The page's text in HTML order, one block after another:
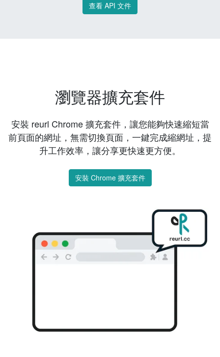
查看 API 文件
瀏覽器擴充套件
安裝 reurl Chrome 擴充套件，讓您能夠快速縮短當
前頁面的網址，無需切換頁面，一鍵完成縮網址，提
升工作效率，讓分享更快速更方便。
安裝 Chrome 擴充套件